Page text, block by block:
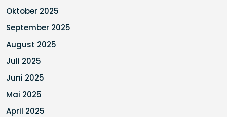
Oktober 2025
September 2025
August 2025
Juli 2025
Juni 2025
Mai 2025
April 2025